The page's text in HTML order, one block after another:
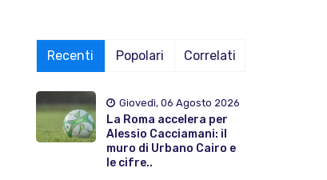
Recenti Popolari Correlati
Giovedì, 06 Agosto 2026
La Roma accelera per
Alessio Cacciamani: il
muro di Urbano Cairo e
le cifre..